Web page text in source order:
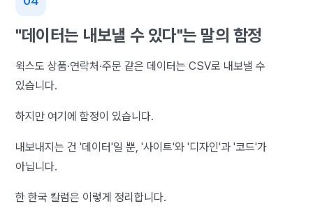
"데이터는 내보낼 수 있다"는 말의 함정
윅스도 상품·연락처·주문 같은 데이터는 CSV로 내보낼 수
있습니다.
하지만 여기에 함정이 있습니다.
내보내지는 건 '데이터'일 뿐, '사이트'와 '디자인'과 '코드'가
아닙니다.
한 한국 칼럼은 이렇게 정리합니다.